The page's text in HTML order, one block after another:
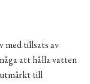
med tillsats av
att hålla vatten
utmärkt till